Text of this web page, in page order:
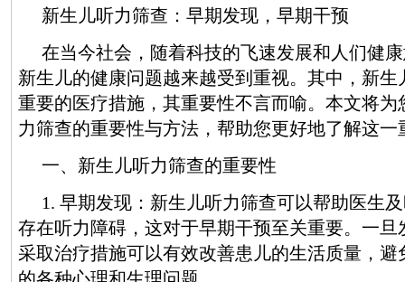
新生儿听力筛查：早期发现，早期干预
在当今社会，随着科技的飞速发展和人们健
新生儿的健康问题越来越受到重视。其中，新
重要的医疗措施，其重要性不言而喻。本文将为
力筛查的重要性与方法，帮助您更好地了解这一
一、新生儿听力筛查的重要性
1. 早期发现：新生儿听力筛查可以帮助医生
存在听力障碍，这对于早期干预至关重要。一旦
采取治疗措施可以有效改善患儿的生活质量，避